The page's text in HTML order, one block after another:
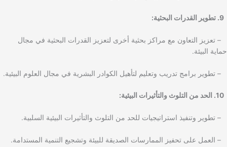
– تعزيز التعاون مع مراكز بحثية أخرى لتعزيز القدرات البحثية في مجال
حماية البيئة.
– تطوير برامج تدريب وتعليم لتأهيل الكوادر البشرية في مجال العلوم البيئية.
– تطوير وتنفيذ استراتيجيات للحد من التلوث والتأثيرات البيئية السلبية.
– العمل على تحفيز الممارسات الصديقة للبيئة وتشجيع التنمية المستدامة.